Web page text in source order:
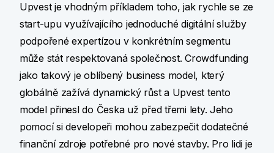
Upvest je vhodným příkladem toho, jak rychle se ze
start-upu využívajícího jednoduché digitální služby
podpořené expertízou v konkrétním segmentu
může stát respektovaná společnost. Crowdfunding
jako takový je oblíbený business model, který
globálně zažívá dynamický růst a Upvest tento
model přinesl do Česka už před třemi lety. Jeho
pomocí si developeři mohou zabezpečit dodatečné
finanční zdroje potřebné pro nové stavby. Pro lidi je